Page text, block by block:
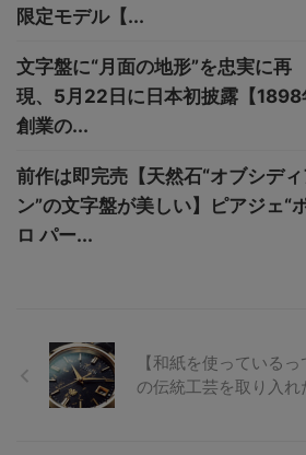
限定モデル【...
文字盤に“月面の地形”を忠実に再
現、5月22日に日本初披露【1898
創業の...
前作は即完売【天然石“オブシデ
ン”の文字盤が美しい】ピアジェ“
ロ パー...
【和紙を使っている
の伝統工芸を取り入れ